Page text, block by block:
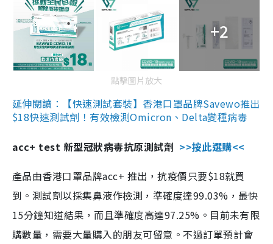
+2
點擊圖片放大
延伸閱讀：【快速測試套裝】香港口罩品牌Savewo推出
$18快速測試劑！有效檢測Omicron、Delta變種病毒
acc+ test 新型冠狀病毒抗原測試劑 >>按此選購<<
產品由香港口罩品牌acc+ 推出，抗疫價只要$18就買
到。測試劑以採集鼻液作檢測，準確度達99.03%，最快
15分鐘知道結果，而且準確度高達97.25%。目前未有限
購數量，需要大量購入的朋友可留意。不過訂單預計會